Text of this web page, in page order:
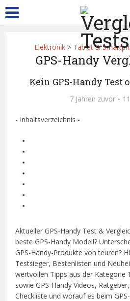
Elektronik > Tablet &
GPS-Handy
Kein GPS-Handy Test
7 Jahren zuvor
- Inhaltsverzeichnis -
Aktueller GPS-Handy Test &
beste GPS-Handy Modell?
GPS-Handy-Produkte von teuren?
Testsieger, Bestenlisten und
wertvollen Tipps aus der Kategorie
sowie GPS-Handy Videos,
Checkliste und worauf es beim